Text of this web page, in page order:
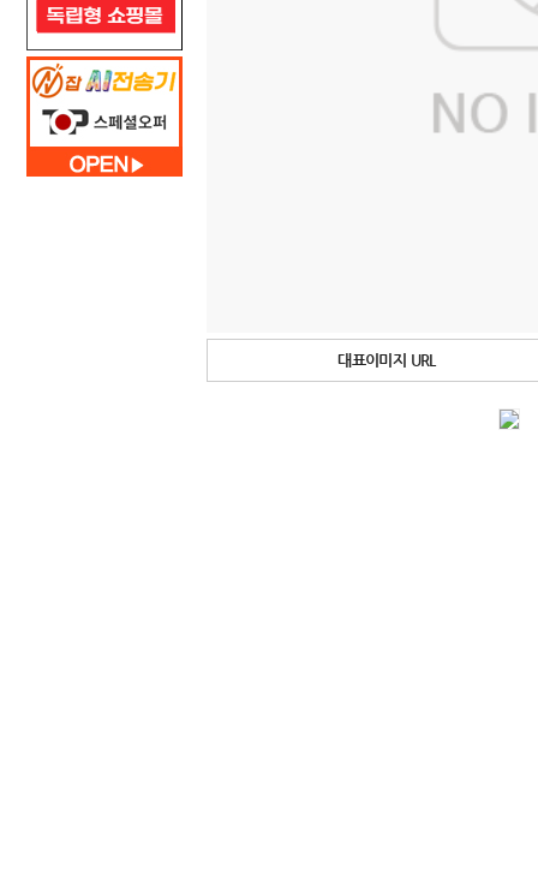
대표이미지 URL